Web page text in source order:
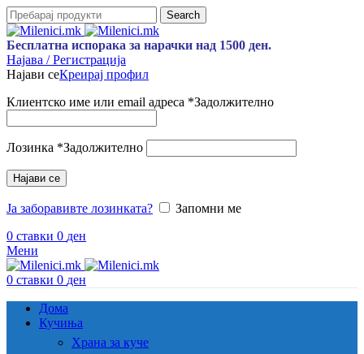
Search
Бесплатна испорака за нарачки над 1500 ден.
Најава / Регистрација
Најави сеКреирај профил
Клиентско име или email адреса *Задолжително
Лозинка *Задолжително
Најави се
Ја заборавивте лозинката?
Запомни ме
0 ставки 0 ден
Мени
0 ставки 0 ден
Дома
Кучиња
Храна за куче